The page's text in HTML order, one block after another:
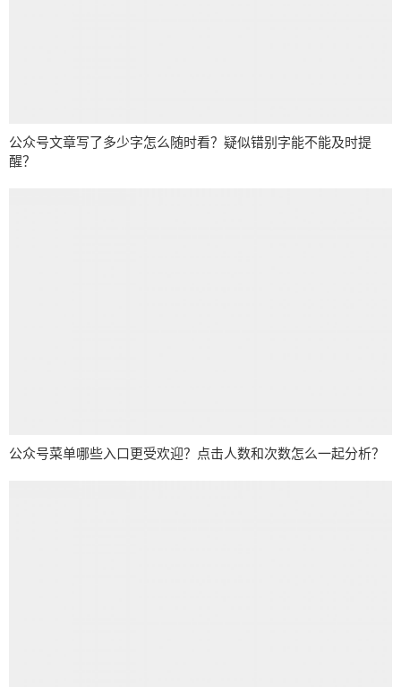
公众号文章写了多少字怎么随时看？疑似错别字能不能及时提
醒？
公众号菜单哪些入口更受欢迎？点击人数和次数怎么一起分析？